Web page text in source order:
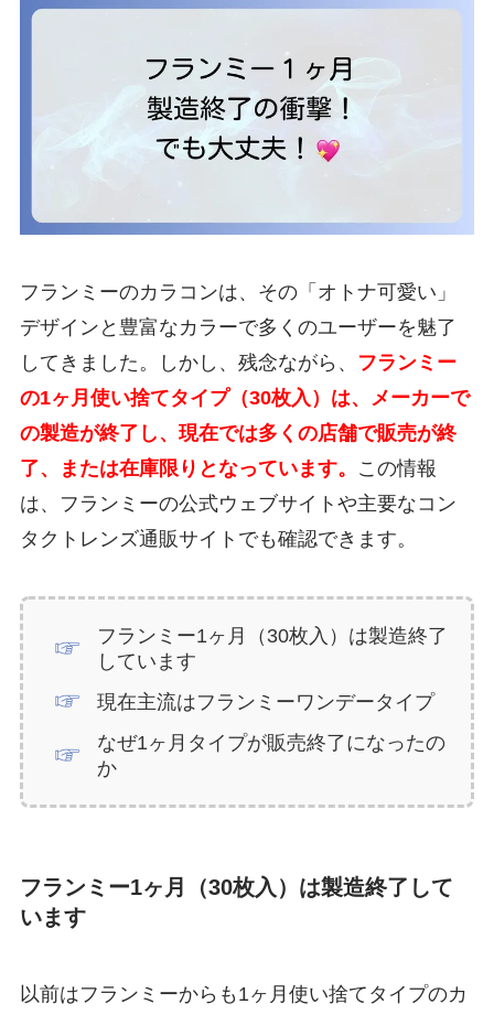
フランミーのカラコンは、その「オトナ可愛い」
デザインと豊富なカラーで多くのユーザーを魅了
してきました。しかし、残念ながら、
フランミー
の1ヶ月使い捨てタイプ（30枚入）は、メーカーで
の製造が終了し、現在では多くの店舗で販売が終
了、または在庫限りとなっています。
この情報
は、フランミーの公式ウェブサイトや主要なコン
タクトレンズ通販サイトでも確認できます。
フランミー1ヶ月（30枚入）は製造終了
しています
現在主流はフランミーワンデータイプ
なぜ1ヶ月タイプが販売終了になったの
か
フランミー1ヶ月（30枚入）は製造終了して
います
以前はフランミーからも1ヶ月使い捨てタイプのカ